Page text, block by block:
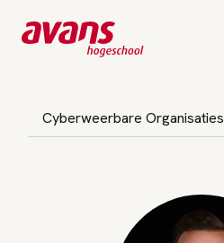
Cyberweerbare Organisaties